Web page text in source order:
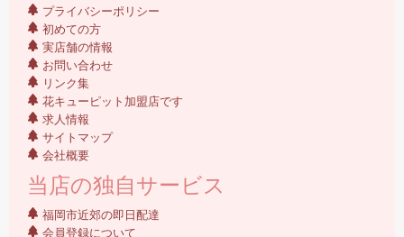
プライバシーポリシー
初めての方
実店舗の情報
お問い合わせ
リンク集
花キューピット加盟店です
求人情報
サイトマップ
会社概要
当店の独自サービス
福岡市近郊の即日配達
会員登録について